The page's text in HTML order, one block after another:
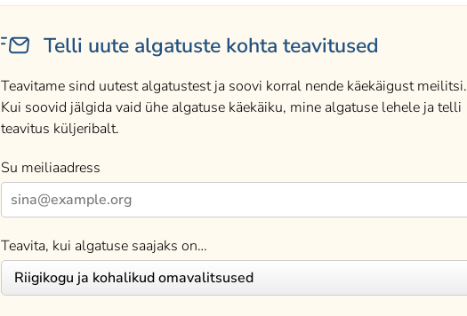
Telli uute algatuste kohta teavitused
Teavitame sind uutest algatustest ja soovi korral nende käekäigust meilitsi.
Kui soovid jälgida vaid ühe algatuse käekäiku, mine algatuse lehele ja telli
teavitus küljeribalt.
Su meiliaadress
Teavita, kui algatuse saajaks on…